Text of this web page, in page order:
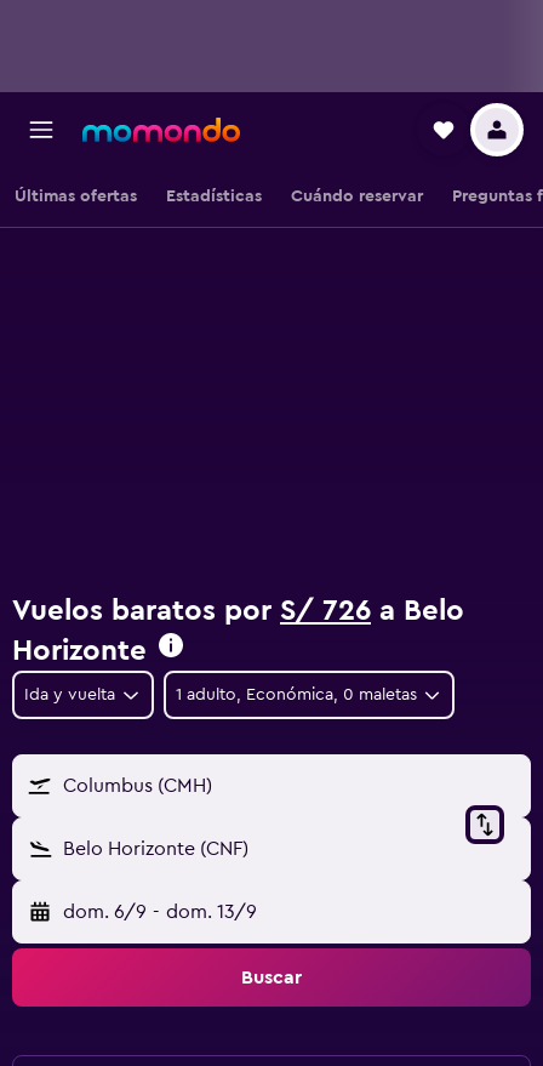
Últimas ofertas Estadísticas Cuándo reservar Preguntas
Vuelos baratos por S/ 726 a Belo
Horizonte
Ida y vuelta 1 adulto, Económica, 0 maletas
Columbus (CMH)
Belo Horizonte (CNF)
dom. 6/9 - dom. 13/9
Buscar